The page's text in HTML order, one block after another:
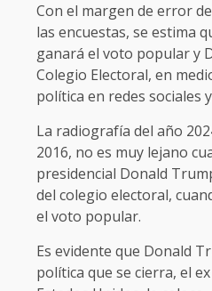
Con el margen de error
las encuestas, se estima
ganará el voto popular y
Colegio Electoral, en
política en redes sociales
La radiografía del año
2016, no es muy lejano
presidencial Donald
del colegio electoral,
el voto popular.
Es evidente que Donald
política que se cierra, el